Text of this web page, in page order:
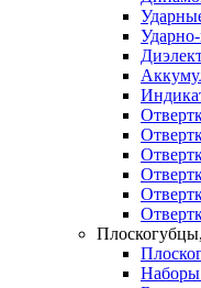
Наборы